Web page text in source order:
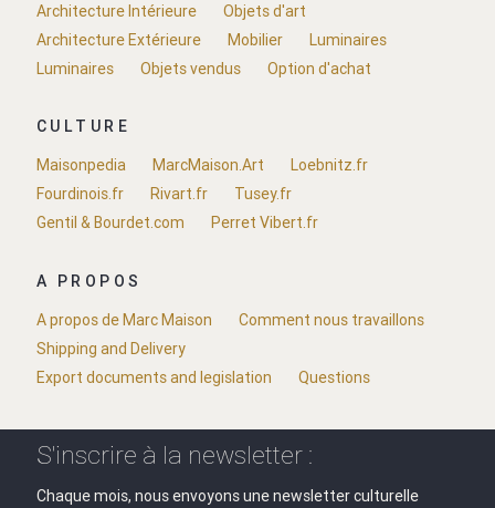
Architecture Intérieure
Objets d'art
Architecture Extérieure
Mobilier
Luminaires
Luminaires
Objets vendus Option d'achat
CULTURE
Maisonpedia
MarcMaison.Art
Loebnitz.fr
Fourdinois.fr
Rivart.fr
Tusey.fr
Gentil & Bourdet.com
Perret Vibert.fr
A PROPOS
A propos de Marc Maison
Comment nous travaillons
Shipping and Delivery
Export documents and legislation
Questions
S'inscrire à la newsletter :
Chaque mois, nous envoyons une newsletter culturelle